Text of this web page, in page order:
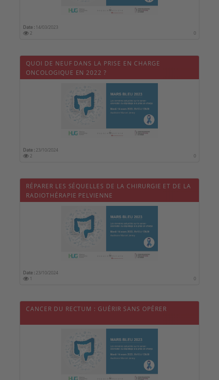
Date : 14/03/2023
2
0
QUOI DE NEUF DANS LA PRISE EN CHARGE
ONCOLOGIQUE EN 2022 ?
Date : 23/10/2024
2
0
RÉPARER LES SÉQUELLES DE LA CHIRURGIE ET DE LA
RADIOTHÉRAPIE PELVIENNE
Date : 23/10/2024
1
0
CANCER DU RECTUM : GUÉRIR SANS OPÉRER